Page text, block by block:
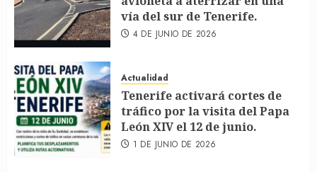
vía del sur de Tenerife.
4 DE JUNIO DE 2026
Actualidad
Tenerife activará cortes de
tráfico por la visita del Papa
León XIV el 12 de junio.
1 DE JUNIO DE 2026